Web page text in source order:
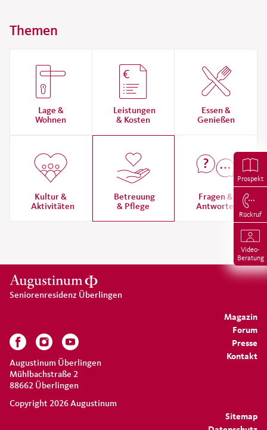
Prospekt
Rückruf
Video-
Beratung
Themen
Lage &
Wohnen
Leistungen
& Kosten
Essen &
Genießen
Kultur &
Aktivitäten
Betreuung
& Pflege
Fragen &
Antworten
Magazin
Forum
Presse
Kontakt
Seniorenresidenz Überlingen
Sitemap
Augustinum Überlingen
Mühlbachstraße 2
88662 Überlingen
Copyright 2026 Augustinum